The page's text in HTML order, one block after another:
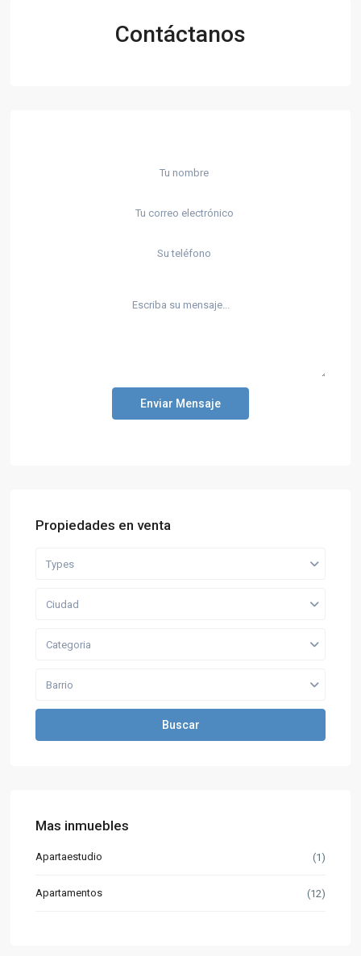
Contáctanos
Enviar Mensaje
Propiedades en venta
Types
Ciudad
Categoria
Barrio
Buscar
Mas inmuebles
Apartaestudio (1)
Apartamentos (12)